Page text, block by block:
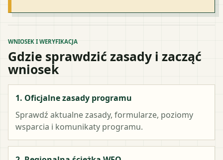
WNIOSEK I WERYFIKACJA
Gdzie sprawdzić zasady i zacząć
wniosek
1. Oficjalne zasady programu
Sprawdź aktualne zasady, formularze, poziomy
wsparcia i komunikaty programu.